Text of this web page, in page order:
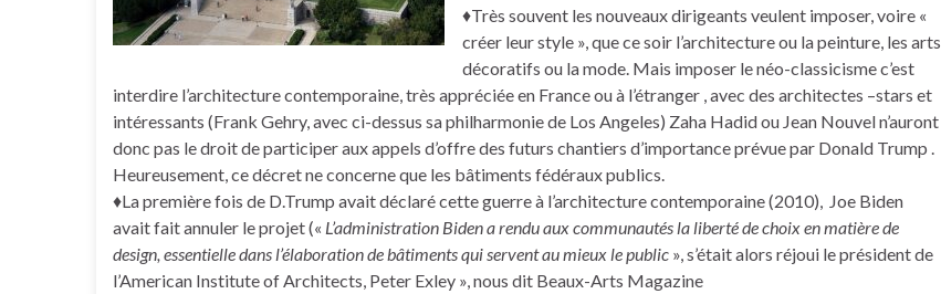
♦Très souvent les nouveaux dirigeants veulent imposer, voire «
créer leur style », que ce soir l’architecture ou la peinture, les arts
décoratifs ou la mode. Mais imposer le néo-classicisme c’est
interdire l’architecture contemporaine, très appréciée en France ou à l’étranger , avec des architectes –stars et
intéressants (Frank Gehry, avec ci-dessus sa philharmonie de Los Angeles) Zaha Hadid ou Jean Nouvel n’auront
donc pas le droit de participer aux appels d’offre des futurs chantiers d’importance prévue par Donald Trump .
Heureusement, ce décret ne concerne que les bâtiments fédéraux publics.
♦La première fois de D.Trump avait déclaré cette guerre à l’architecture contemporaine (2010), Joe Biden
avait fait annuler le projet (« L’administration Biden a rendu aux communautés la liberté de choix en matière de
design, essentielle dans l’élaboration de bâtiments qui servent au mieux le public », s’était alors réjoui le président de
l’American Institute of Architects, Peter Exley », nous dit Beaux-Arts Magazine